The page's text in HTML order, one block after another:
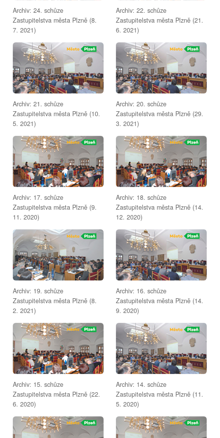
Archiv: 24. schůze
Zastupitelstva města Plzně (8.
7. 2021)
Archiv: 22. schůze
Zastupitelstva města Plzně (21.
6. 2021)
Archiv: 21. schůze
Zastupitelstva města Plzně (10.
5. 2021)
Archiv: 20. schůze
Zastupitelstva města Plzně (29.
3. 2021)
Archiv: 17. schůze
Zastupitelstva města Plzně (9.
11. 2020)
Archiv: 18. schůze
Zastupitelstva města Plzně (14.
12. 2020)
Archiv: 19. schůze
Zastupitelstva města Plzně (8.
2. 2021)
Archiv: 16. schůze
Zastupitelstva města Plzně (14.
9. 2020)
Archiv: 15. schůze
Zastupitelstva města Plzně (22.
6. 2020)
Archiv: 14. schůze
Zastupitelstva města Plzně (11.
5. 2020)